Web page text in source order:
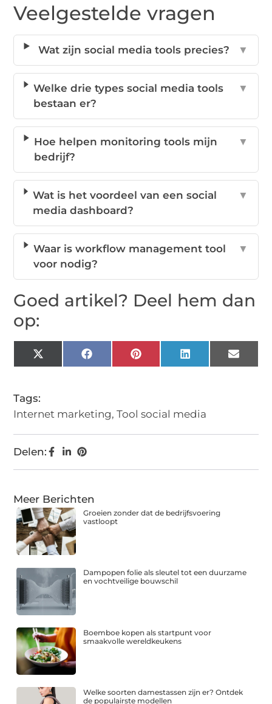
Veelgestelde vragen
Wat zijn social media tools precies? ▼
Welke drie types social media tools
bestaan er?
▼
Hoe helpen monitoring tools mijn
bedrijf?
▼
Wat is het voordeel van een social
media dashboard?
▼
Waar is workflow management tool
voor nodig?
▼
Goed artikel? Deel hem dan
op:
X
(Twitter)
FacebookPinterestLinkedIn Email
Tags:
Internet marketing,Tool social media
Delen:
Meer Berichten
Groeien zonder dat de bedrijfsvoering
vastloopt
Dampopen folie als sleutel tot een duurzame
en vochtveilige bouwschil
Boemboe kopen als startpunt voor
smaakvolle wereldkeukens
Welke soorten damestassen zijn er? Ontdek
de populairste modellen